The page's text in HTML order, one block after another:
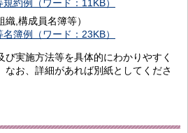
約例（ワード：11KB）
織,構成員名簿等）
簿例（ワード：23KB）
び実施方法等を具体的にわかりやすく
なお、詳細があれば別紙としてくださ